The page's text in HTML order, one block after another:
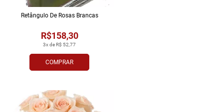
COMPRAR
3x de R$ 52,77
R$158,30
Retângulo De Rosas Brancas